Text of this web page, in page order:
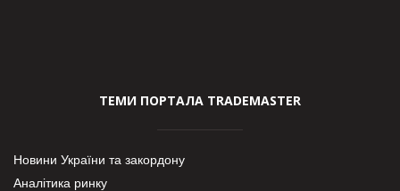
ТЕМИ ПОРТАЛА TRADEMASTER
Новини України та закордону
Аналітика ринку